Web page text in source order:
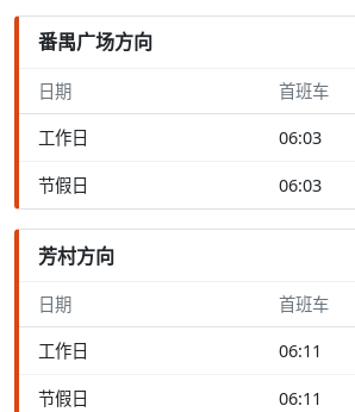
番禺广场方向
日期 首班车
工作日 06:03
节假日 06:03
芳村方向
日期 首班车
工作日 06:11
节假日 06:11